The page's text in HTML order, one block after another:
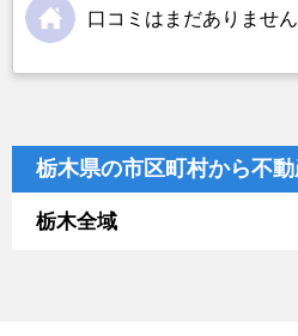
口コミはまだありません
栃木県の市区町村から不
栃木全域